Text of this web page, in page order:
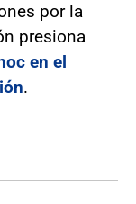
por la
presiona
en el
.